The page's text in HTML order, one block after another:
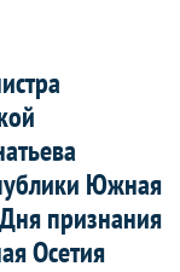
Южная
признания
Осетия